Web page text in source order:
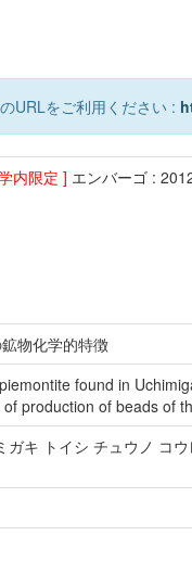
URLをご利用ください :
内限定 ] エンバーゴ :
物化学的特徴
found in
production of beads of
キ トイシ チュウノ コ